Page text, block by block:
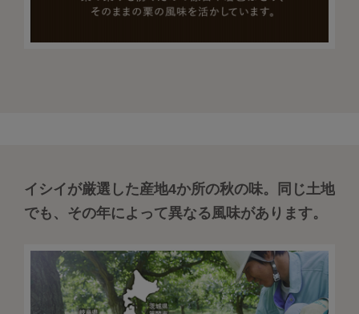
イシイが厳選した産地4か所の秋の味。同じ土地
でも、その年によって異なる風味があります。